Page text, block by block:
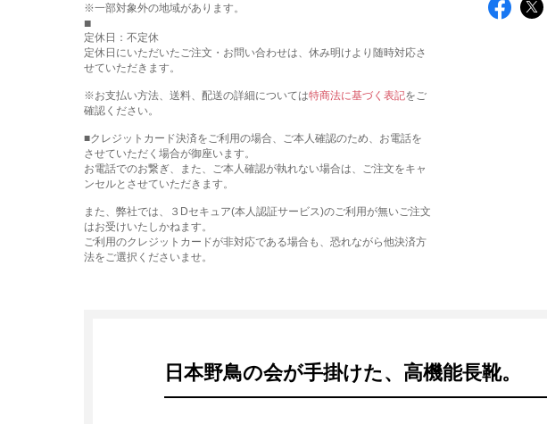
※一部対象外の地域があります。
定休日：不定休
定休日にいただいたご注文・お問い合わせは、休み明けより随時対応さ
せていただきます。
※お支払い方法、送料、配送の詳細については特商法に基づく表記をご
確認ください。
■クレジットカード決済をご利用の場合、ご本人確認のため、お電話を
させていただく場合が御座います。
お電話でのお繋ぎ、また、ご本人確認が執れない場合は、ご注文をキャ
ンセルとさせていただきます。
また、弊社では、３Dセキュア(本人認証サービス)のご利用が無いご注文
はお受けいたしかねます。
ご利用のクレジットカードが非対応である場合も、恐れながら他決済方
法をご選択くださいませ。
日本野鳥の会が手掛けた、高機能長靴。